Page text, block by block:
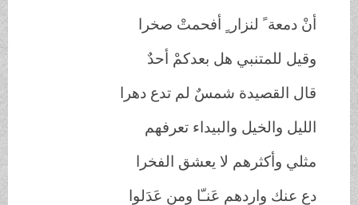
أنْ دمعة ً لنزار ٍ أفحمتْ صخرا
وقيل للمتنبي هل بعدكمْ أحدٌ
قال القصيدة شمسٌ لم تدع دهرا
الليل والخيل والبيداء تعرفهم
مثلي وأكثرهم لا يعشق الفخرا
دع عنك واردهم عَنـّا ومن عَدَلوا